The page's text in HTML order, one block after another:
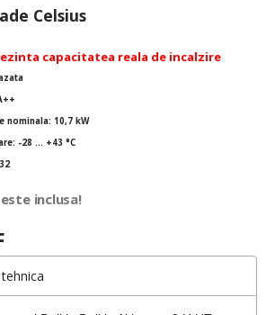
Celsius
capacitatea reala de incalzire
nominala: 10,7 kW
-28 … +43 °C
inclusa!